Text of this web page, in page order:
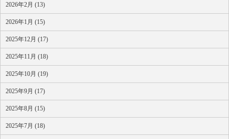
2026年2月 (13)
2026年1月 (15)
2025年12月 (17)
2025年11月 (18)
2025年10月 (19)
2025年9月 (17)
2025年8月 (15)
2025年7月 (18)